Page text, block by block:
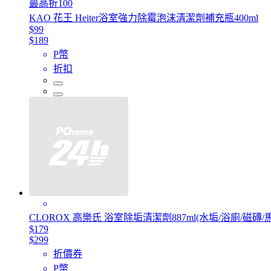
最高折100
KAO 花王 Heiter浴室強力除霉泡沫清潔劑補充瓶400ml
$99
$189
P幣
折扣
CLOROX 高樂氏 浴室除垢清潔劑887ml(水垢/浴廁/磁磚/
$179
$299
折價券
P幣